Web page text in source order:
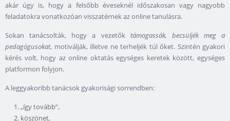
akár úgy is, hogy a felsőbb éveseknél időszakosan vagy nagyobb
feladatokra vonatkozóan visszatérnek az online tanulásra.
Sokan tanácsolták, hogy a vezetők támogassák, becsüljék meg a
pedagógusokat, motiválják, illetve ne terheljék túl őket. Szintén gyakori
kérés volt, hogy az online oktatás egységes keretek között, egységes
platformon folyjon.
A leggyakoribb tanácsok gyakorisági sorrendben:
„így tovább”,
köszönet,